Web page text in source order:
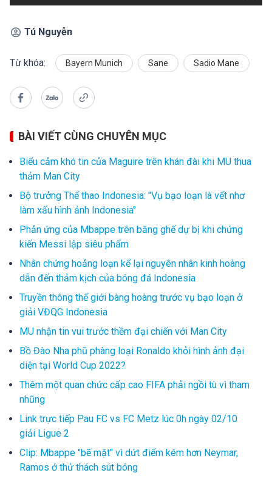
Tú Nguyễn
Từ khóa: Bayern Munich Sane Sadio Mane
BÀI VIẾT CÙNG CHUYÊN MỤC
Biểu cảm khó tin của Maguire trên khán đài khi MU thua
thảm Man City
Bộ trưởng Thể thao Indonesia: "Vụ bạo loạn là vết nhơ
làm xấu hình ảnh Indonesia"
Phản ứng của Mbappe trên băng ghế dự bị khi chứng
kiến Messi lập siêu phẩm
Nhân chứng hoảng loạn kể lại nguyên nhân kinh hoàng
dẫn đến thảm kịch của bóng đá Indonesia
Truyền thông thế giới bàng hoàng trước vụ bạo loạn ở
giải VĐQG Indonesia
MU nhận tin vui trước thềm đại chiến với Man City
Bồ Đào Nha phũ phàng loại Ronaldo khỏi hình ảnh đại
diện tại World Cup 2022?
Thêm một quan chức cấp cao FIFA phải ngồi tù vì tham
nhũng
Link trực tiếp Pau FC vs FC Metz lúc 0h ngày 02/10
giải Ligue 2
Clip: Mbappe "bẽ mặt" vì dứt điểm kém hơn Neymar,
Ramos ở thử thách sút bóng